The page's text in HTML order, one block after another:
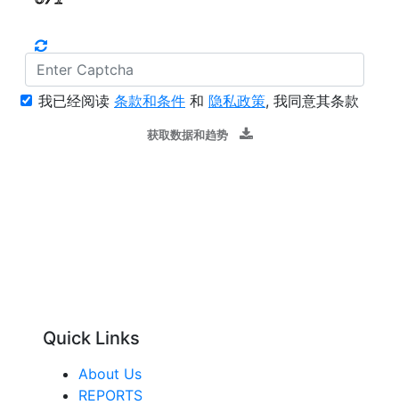
我已经阅读 条款和条件 和 隐私政策, 我同意其条款
获取数据和趋势
Quick Links
About Us
REPORTS